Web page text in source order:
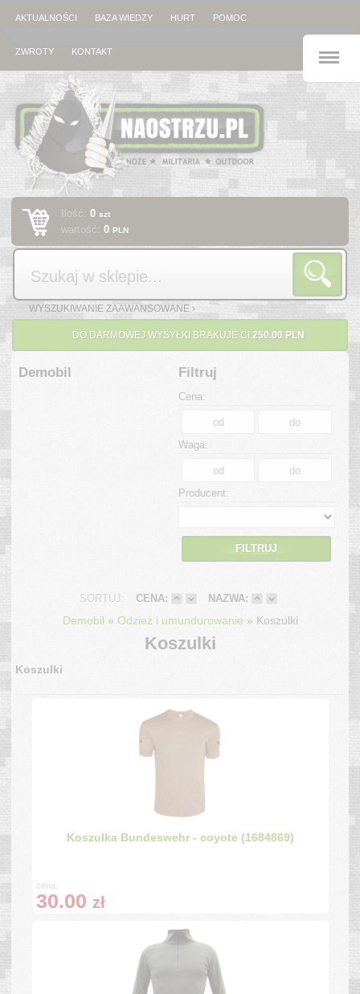
AKTUALNOŚCI BAZA WIEDZY HURT POMOC
ZWROTY KONTAKT
Ilość:0szt
wartość:0PLN
Szukaj
WYSZUKIWANIE ZAAWANSOWANE ›
DO DARMOWEJ WYSYŁKI BRAKUJE CI 250.00 PLN
Demobil Filtruj
Cena:
Waga:
Producent:
FILTRUJ
SORTUJ: CENA: NAZWA:
Demobil » Odzież i umundurowanie » Koszulki
Koszulki
Koszulki
Koszulka Bundeswehr - coyote (1684869)
cena:
30.00 zł